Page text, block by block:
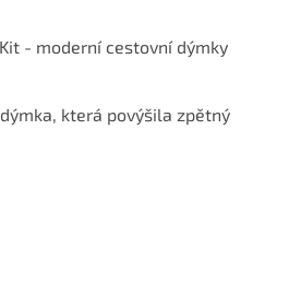
- moderní cestovní dýmky
která povýšila zpětný